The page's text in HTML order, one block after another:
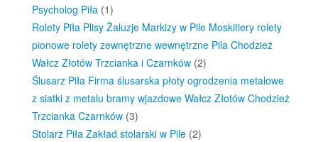
Psycholog Piła (1)
Rolety Piła Plisy Żaluzje Markizy w Pile Moskitiery rolety
pionowe rolety zewnętrzne wewnętrzne Pila Chodzież
Wałcz Złotów Trzcianka i Czarnków (2)
Ślusarz Piła Firma ślusarska płoty ogrodzenia metalowe
z siatki z metalu bramy wjazdowe Wałcz Złotów Chodzież
Trzcianka Czarnków (3)
Stolarz Piła Zakład stolarski w Pile (2)